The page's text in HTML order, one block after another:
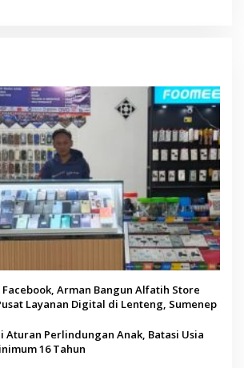
Arman Bangun Alfatih Store
Layanan Digital di Lenteng, Sumenep
Aturan Perlindungan Anak, Batasi Usia
16 Tahun